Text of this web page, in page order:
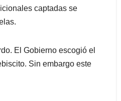
captadas se
El Gobierno escogió el
Sin embargo este